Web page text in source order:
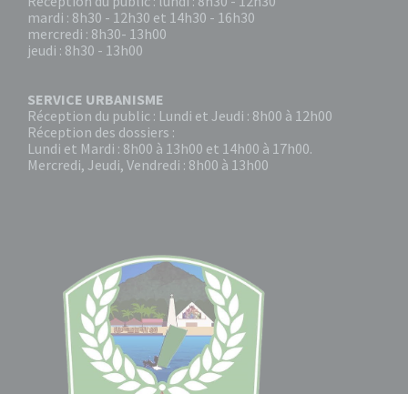
mardi : 8h30 - 12h30 et 14h30 - 16h30
mercredi : 8h30- 13h00
jeudi : 8h30 - 13h00
SERVICE URBANISME
Réception du public : Lundi et Jeudi : 8h00 à 12h00
Réception des dossiers :
Lundi et Mardi : 8h00 à 13h00 et 14h00 à 17h00.
Mercredi, Jeudi, Vendredi : 8h00 à 13h00